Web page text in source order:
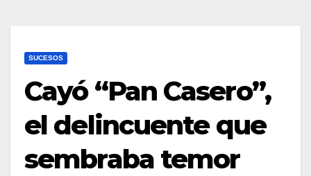
SUCESOS
Cayó “Pan Casero”,
el delincuente que
sembraba temor